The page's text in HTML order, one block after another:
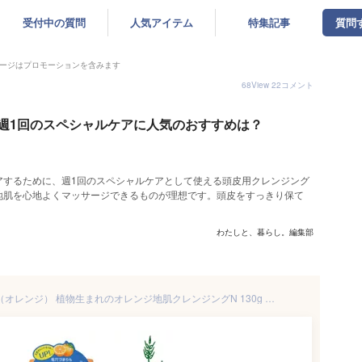
受付中の質問 人気アイテム 特集記事 質問
ジはプロモーションを含みます
68View 22コメント
1回のスペシャルケアに人気のおすすめは？
るために、週1回のスペシャルケアとして使える頭皮用クレンジング
を心地よくマッサージできるものが理想です。頭皮をすっきり保て
わたしと、暮らし。編集部